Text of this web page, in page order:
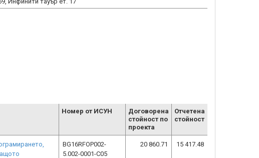
Номер от ИСУН
Договорена
стойност по
проекта
Отчетена
стойност
BG16RFOP002-
5.002-0001-C05
20 860.71 15 417.48